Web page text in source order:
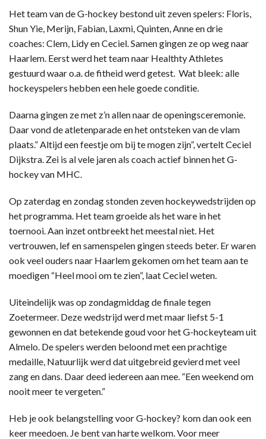
Het team van de G-hockey bestond uit zeven spelers: Floris,
Shun Yie, Merijn, Fabian, Laxmi, Quinten, Anne en drie
coaches: Clem, Lidy en Ceciel. Samen gingen ze op weg naar
Haarlem. Eerst werd het team naar Healthty Athletes
gestuurd waar o.a. de fitheid werd getest. Wat bleek: alle
hockeyspelers hebben een hele goede conditie.
Daarna gingen ze met z’n allen naar de openingsceremonie.
Daar vond de atletenparade en het ontsteken van de vlam
plaats.” Altijd een feestje om bij te mogen zijn”, vertelt Ceciel
Dijkstra. Zei is al vele jaren als coach actief binnen het G-
hockey van MHC.
Op zaterdag en zondag stonden zeven hockeywedstrijden op
het programma. Het team groeide als het ware in het
toernooi. Aan inzet ontbreekt het meestal niet. Het
vertrouwen, lef en samenspelen gingen steeds beter. Er waren
ook veel ouders naar Haarlem gekomen om het team aan te
moedigen “Heel mooi om te zien”, laat Ceciel weten.
Uiteindelijk was op zondagmiddag de finale tegen
Zoetermeer. Deze wedstrijd werd met maar liefst 5-1
gewonnen en dat betekende goud voor het G-hockeyteam uit
Almelo. De spelers werden beloond met een prachtige
medaille, Natuurlijk werd dat uitgebreid gevierd met veel
zang en dans. Daar deed iedereen aan mee. “Een weekend om
nooit meer te vergeten.”
Heb je ook belangstelling voor G-hockey? kom dan ook een
keer meedoen. Je bent van harte welkom. Voor meer